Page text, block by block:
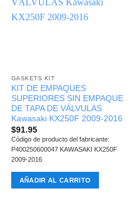
GASKETS KIT
KIT DE EMPAQUES
SUPERIORES SIN EMPAQUE
DE TAPA DE VÁLVULAS
Kawasaki KX250F 2009-2016
$91.95
Código de producto del fabricante:
P400250600047 KAWASAKI KX250F
2009-2016
AÑADIR AL CARRITO